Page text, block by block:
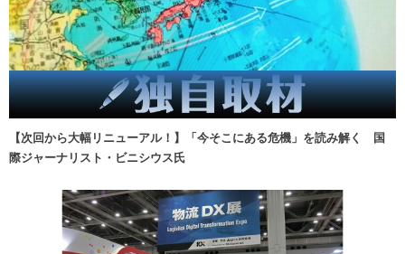
【次回から大幅リニューアル！】「今そこにある危機」を読み解く 国
際ジャーナリスト・ビニシウス氏